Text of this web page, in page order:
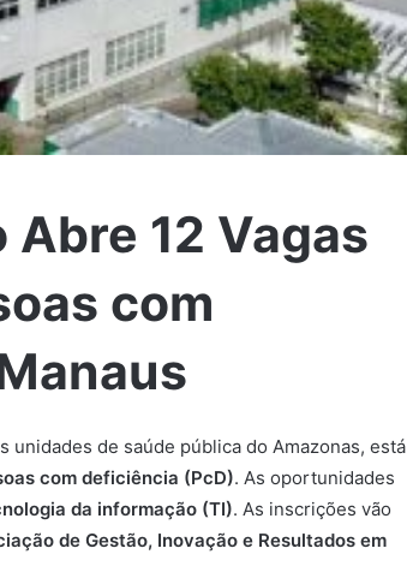
12 Vagas
com
unidades de saúde pública do Amazonas, está
com deficiência (PcD). As oportunidades
da informação (TI). As inscrições vão
de Gestão, Inovação e Resultados em